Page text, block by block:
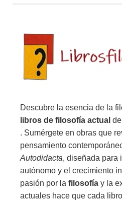
Descubre la esencia de la
libros de filosofía actual
. Sumérgete en obras que
pensamiento
Autodidacta, diseñada para
autónomo y el crecimiento
pasión por la filosofía y la
actuales hace que cada